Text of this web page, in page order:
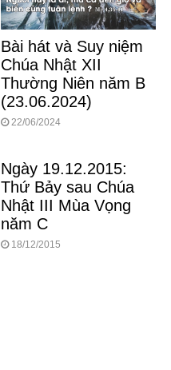
Bài hát và Suy niệm
Chúa Nhật XII
Thường Niên năm B
(23.06.2024)
22/06/2024
Ngày 19.12.2015:
Thứ Bảy sau Chúa
Nhật III Mùa Vọng
năm C
18/12/2015